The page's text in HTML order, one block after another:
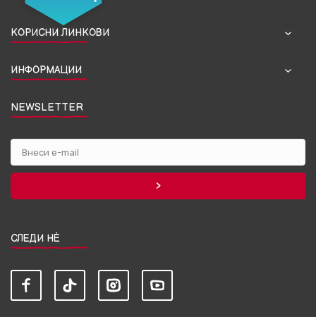
КОРИСНИ ЛИНКОВИ
ИНФОРМАЦИИ
NEWSLETTER
СЛЕДИ НЀ